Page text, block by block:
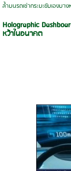
ล้ำบนรถเช่ากระบะขับเองบา
Holographic
หว้าในอนาคต